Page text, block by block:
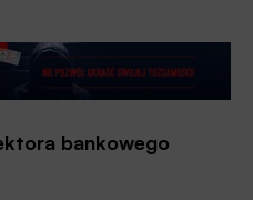
bankowego